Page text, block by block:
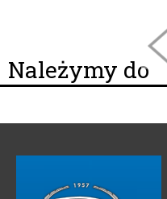
Należymy do